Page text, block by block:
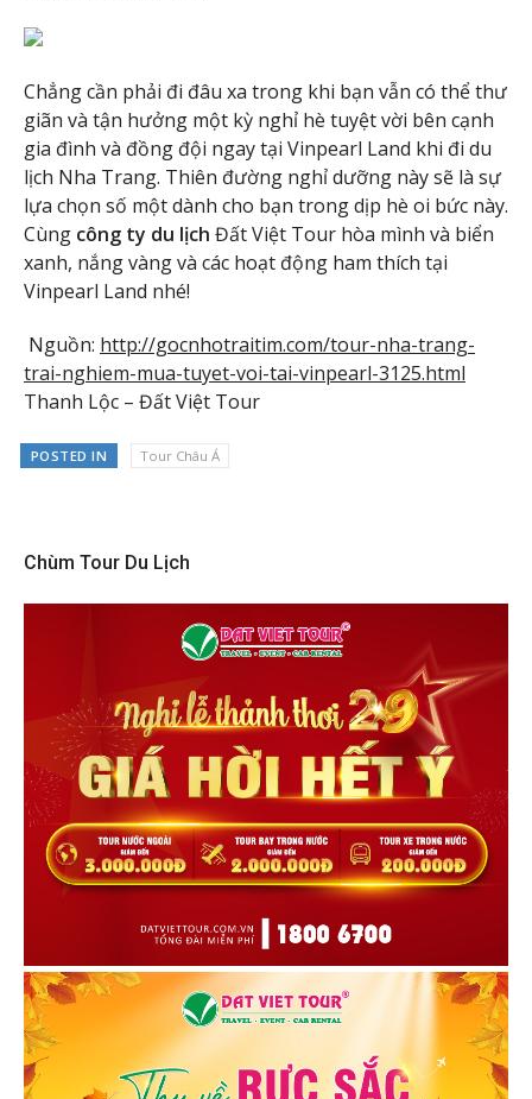
Chẳng cần phải đi đâu xa trong khi bạn vẫn có thể thư
giãn và tận hưởng một kỳ nghỉ hè tuyệt vời bên cạnh
gia đình và đồng đội ngay tại Vinpearl Land khi đi du
lịch Nha Trang. Thiên đường nghỉ dưỡng này sẽ là sự
lựa chọn số một dành cho bạn trong dịp hè oi bức này.
Cùng công ty du lịch Đất Việt Tour hòa mình và biển
xanh, nắng vàng và các hoạt động ham thích tại
Vinpearl Land nhé!
Nguồn: http://gocnhotraitim.com/tour-nha-trang-
trai-nghiem-mua-tuyet-voi-tai-vinpearl-3125.html
Thanh Lộc – Đất Việt Tour
POSTED IN Tour Châu Á
Chùm Tour Du Lịch